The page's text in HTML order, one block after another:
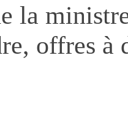
la
offres